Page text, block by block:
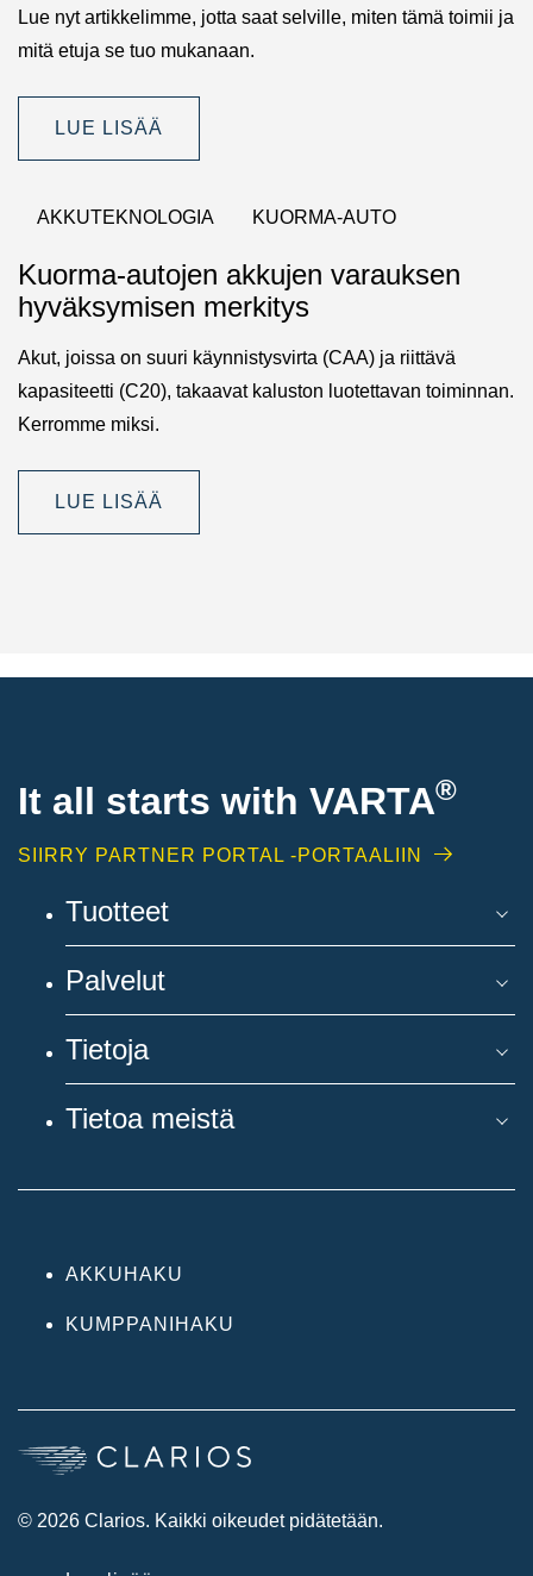
Lue nyt artikkelimme, jotta saat selville, miten tämä toimii ja
mitä etuja se tuo mukanaan.
LUE LISÄÄ
AKKUTEKNOLOGIA KUORMA-AUTO
Kuorma-autojen akkujen varauksen
hyväksymisen merkitys
Akut, joissa on suuri käynnistysvirta (CAA) ja riittävä
kapasiteetti (C20), takaavat kaluston luotettavan toiminnan.
Kerromme miksi.
LUE LISÄÄ
It all starts with VARTA®
SIIRRY PARTNER PORTAL -PORTAALIIN
Tuotteet
Palvelut
Tietoja
Tietoa meistä
AKKUHAKU
KUMPPANIHAKU
© 2026 Clarios. Kaikki oikeudet pidätetään.